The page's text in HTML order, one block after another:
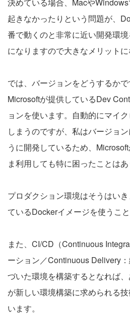
起きなかったりという問題が、
番で動くのと非常に近い開発環
になりますので大きなメリットに
では、バージョンをどうするか
Microsoftが提供しているDev
ョンを使います。自動的にマイ
しまうのですが、私はバージョ
うに開発しているため、
ま利用しても特に困ったことはあ
プロダクション環境はそうはい
ているDockerイメージを使うこと
また、CI/CD（Continuous
ーション／Continuous Delivery
づいた環境を構築するとなれば
が新しい環境構築に求められる
います。